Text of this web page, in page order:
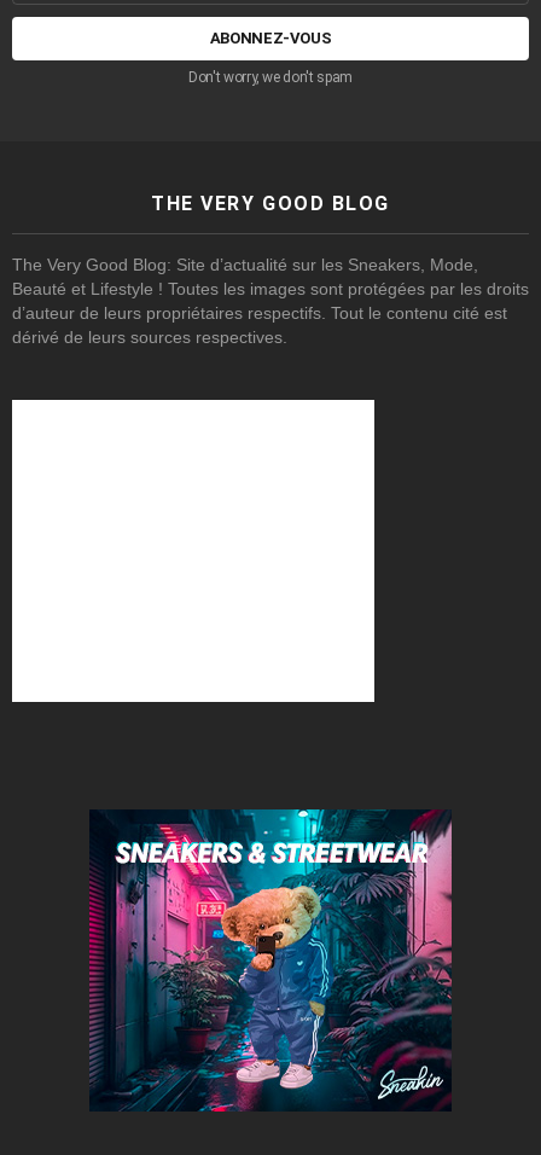
courrier
Don't worry, we don't spam
THE VERY GOOD BLOG
The Very Good Blog: Site d’actualité sur les Sneakers, Mode,
Beauté et Lifestyle ! Toutes les images sont protégées par les droits
d’auteur de leurs propriétaires respectifs. Tout le contenu cité est
dérivé de leurs sources respectives.